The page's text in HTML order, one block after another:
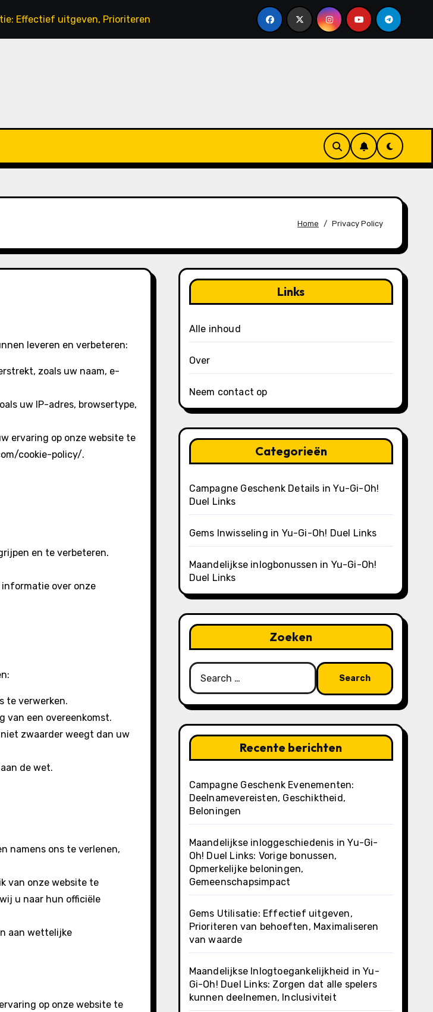
uitgeven, Prioriteren van behoeften, Maximaliseren van waarde Maandelijkse
Home Privacy Policy
leveren en verbeteren:
zoals uw naam, e-
uw IP-adres, browsertype,
ervaring op onze website te
cookie-policy/.
en te verbeteren.
over onze
te verwerken.
van een overeenkomst.
zwaarder weegt dan uw
de wet.
namens ons te verlenen,
van onze website te
u naar hun officiële
aan wettelijke
op onze website te
Links
Alle inhoud
Over
Neem contact op
Categorieën
Campagne Geschenk Details in Yu-Gi-Oh!
Duel Links
Gems Inwisseling in Yu-Gi-Oh! Duel Links
Maandelijkse inlogbonussen in Yu-Gi-Oh!
Duel Links
Zoeken
Search
for:
Recente berichten
Campagne Geschenk Evenementen:
Deelnamevereisten, Geschiktheid,
Beloningen
Maandelijkse inloggeschiedenis in Yu-Gi-
Oh! Duel Links: Vorige bonussen,
Opmerkelijke beloningen,
Gemeenschapsimpact
Gems Utilisatie: Effectief uitgeven,
Prioriteren van behoeften, Maximaliseren
van waarde
Maandelijkse Inlogtoegankelijkheid in Yu-
Gi-Oh! Duel Links: Zorgen dat alle spelers
kunnen deelnemen, Inclusiviteit